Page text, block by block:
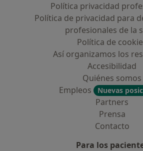
Política privacidad
Política de privacidad para
profesionales de la
Política de
Así organizamos los
Accesibilidad
Quiénes somos
Empleos
Nuevas
Partners
Prensa
Contacto
Para los